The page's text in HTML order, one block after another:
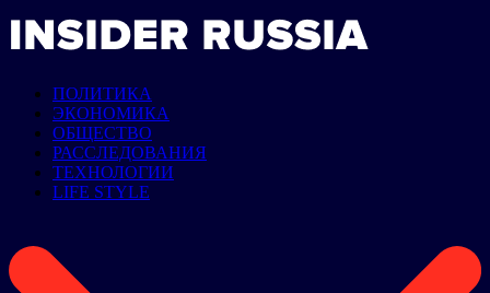
ПОЛИТИКА
ЭКОНОМИКА
ОБЩЕСТВО
РАССЛЕДОВАНИЯ
ТЕХНОЛОГИИ
LIFE STYLE